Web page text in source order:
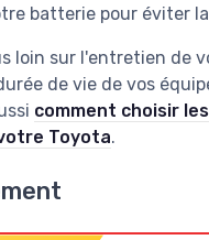
batterie pour éviter
loin sur l'entretien de
de vie de vos
comment choisir
Toyota.